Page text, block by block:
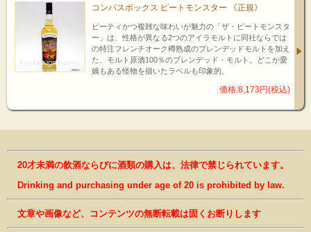
コンパスボックス ピートモンスター 《正規》
ピーティかつ複雑な味わいが魅力の「ザ・ピートモンスタ
ー」は、性格が異なる2つのアイラモルトに同社ならでは
の特注フレンチオーク樽熟成のブレンデッドモルトを加え
た、モルト原酒100％のブレンデッド・モルト。どこか愛
嬌もある怪物を描いたラベルも印象的。
価格:8,173円(税込)
20才未満の飲酒ならびに酒類の購入は、法律で禁じられています。
Drinking and purchasing under age of 20 is prohibited by law.
文章や画像など、コンテンツの無断転載は固くお断りします